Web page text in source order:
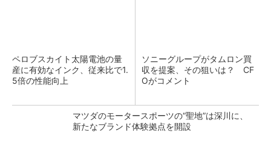
ペロブスカイト太陽電池の量
産に有効なインク、従来比で1.
5倍の性能向上
ソニーグループがタムロン買
収を提案、その狙いは？ CF
Oがコメント
マツダのモータースポーツの“聖地”は深川に、
新たなブランド体験拠点を開設